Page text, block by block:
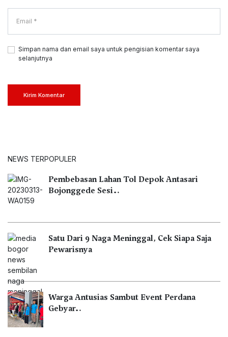
Simpan nama dan email saya untuk pengisian komentar saya
selanjutnya
Kirim Komentar
NEWS TERPOPULER
Pembebasan Lahan Tol Depok Antasari
Bojonggede Sesi…
Satu Dari 9 Naga Meninggal, Cek Siapa Saja
Pewarisnya
Warga Antusias Sambut Event Perdana
Gebyar…